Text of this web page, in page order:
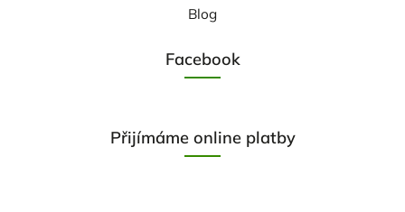
Blog
Facebook
Přijímáme online platby